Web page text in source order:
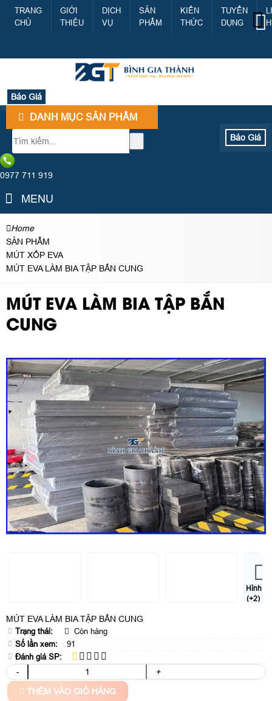
TRANG
CHỦ
GIỚI
THIỆU
DỊCH
VỤ
SẢN
PHẨM
KIẾN
THỨC
TUYỂN
DỤNG
Báo Giá
DANH MỤC SẢN PHẨM
Báo Giá
0977 711 919
MENU
Home
SẢN PHẨM
MÚT XỐP EVA
MÚT EVA LÀM BIA TẬP BẮN CUNG
MÚT EVA LÀM BIA TẬP BẮN
CUNG
Hình
(+2)
MÚT EVA LÀM BIA TẬP BẮN CUNG
Trạng thái:
Còn hàng
Số lần xem:
91
Đánh giá SP:
-
+
THÊM VÀO GIỎ HÀNG